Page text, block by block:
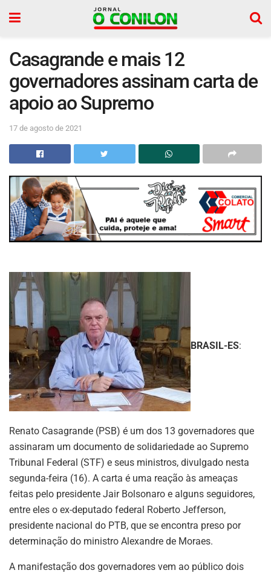
Casagrande e mais 12
governadores assinam carta de
apoio ao Supremo
17 de agosto de 2021
BRASIL-ES:
Renato Casagrande (PSB) é um dos 13 governadores que
assinaram um documento de solidariedade ao Supremo
Tribunal Federal (STF) e seus ministros, divulgado nesta
segunda-feira (16). A carta é uma reação às ameaças
feitas pelo presidente Jair Bolsonaro e alguns seguidores,
entre eles o ex-deputado federal Roberto Jefferson,
presidente nacional do PTB, que se encontra preso por
determinação do ministro Alexandre de Moraes.
A manifestação dos governadores vem ao público dois